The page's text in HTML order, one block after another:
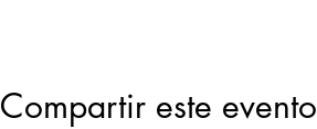
Compartir este evento